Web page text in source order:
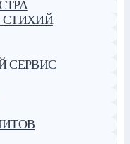
СТИХИЙ
СЕРВИС